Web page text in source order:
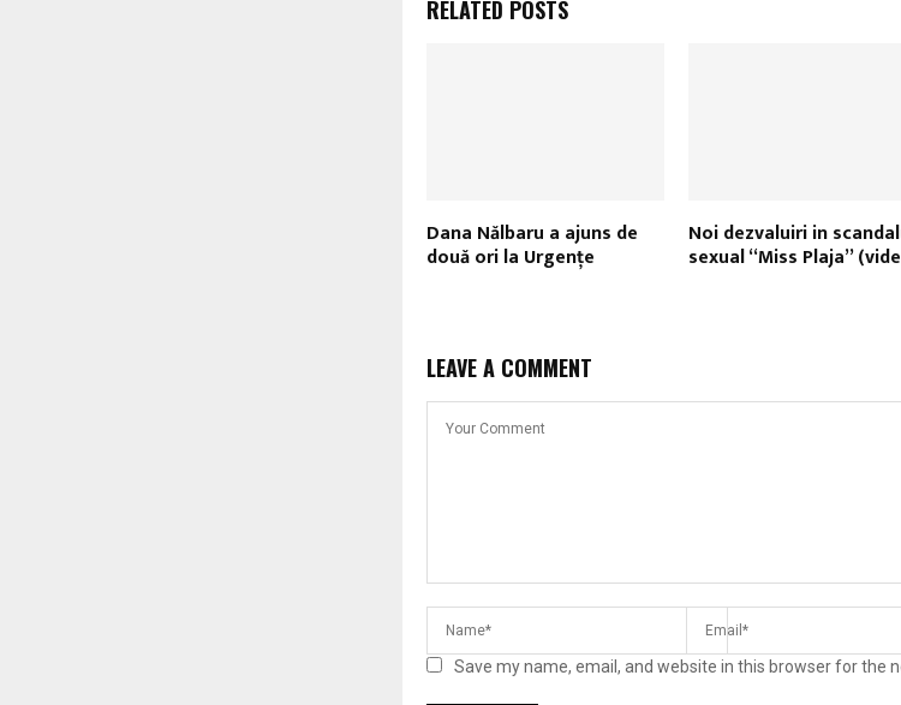
RELATED POSTS
Dana Nălbaru a ajuns de
două ori la Urgenţe
Noi dezvaluiri in
sexual “Miss Plaja”
LEAVE A COMMENT
Save my name, email, and website in this browser for the